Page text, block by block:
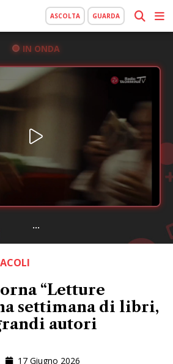
ASCOLTA GUARDA
IN ONDA
...
“Letture
settimana di libri,
autori
17 Giugno 2026